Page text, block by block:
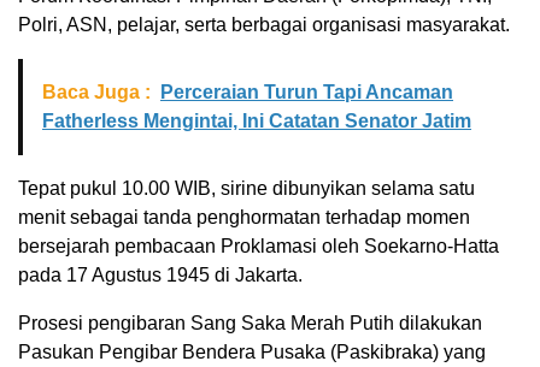
Polri, ASN, pelajar, serta berbagai organisasi masyarakat.
Baca Juga :
Perceraian Turun Tapi Ancaman
Fatherless Mengintai, Ini Catatan Senator Jatim
Tepat pukul 10.00 WIB, sirine dibunyikan selama satu
menit sebagai tanda penghormatan terhadap momen
bersejarah pembacaan Proklamasi oleh Soekarno-Hatta
pada 17 Agustus 1945 di Jakarta.
Prosesi pengibaran Sang Saka Merah Putih dilakukan
Pasukan Pengibar Bendera Pusaka (Paskibraka) yang